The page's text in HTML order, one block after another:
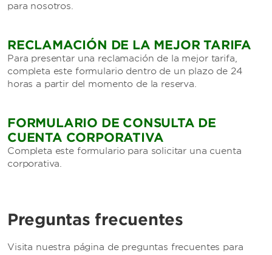
para nosotros.
RECLAMACIÓN DE LA MEJOR TARIFA
Para presentar una reclamación de la mejor tarifa,
completa este formulario dentro de un plazo de 24
horas a partir del momento de la reserva.
FORMULARIO DE CONSULTA DE
CUENTA CORPORATIVA
Completa este formulario para solicitar una cuenta
corporativa.
Preguntas frecuentes
Visita nuestra página de preguntas frecuentes para